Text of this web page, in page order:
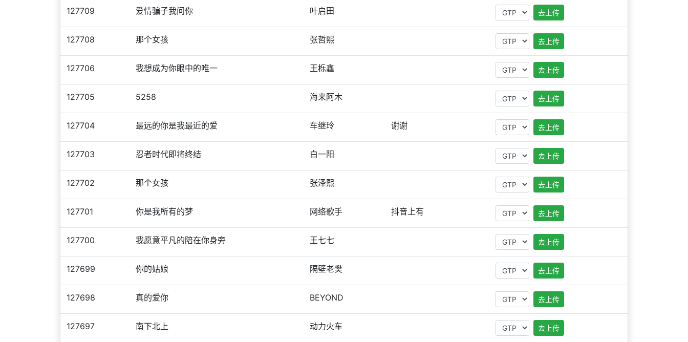
127709 爱情骗子我问你 叶启田 去上传
127708 那个女孩 张哲熙 去上传
127706 我想成为你眼中的唯一 王栎鑫 去上传
127705 5258 海来阿木 去上传
127704 最远的你是我最近的爱 车继玲 谢谢 去上传
127703 忍者时代即将终结 白一阳 去上传
127702 那个女孩 张泽熙 去上传
127701 你是我所有的梦 网络歌手 抖音上有 去上传
127700 我愿意平凡的陪在你身旁 王七七 去上传
127699 你的姑娘 隔壁老樊 去上传
127698 真的爱你 BEYOND 去上传
127697 南下北上 动力火车 去上传